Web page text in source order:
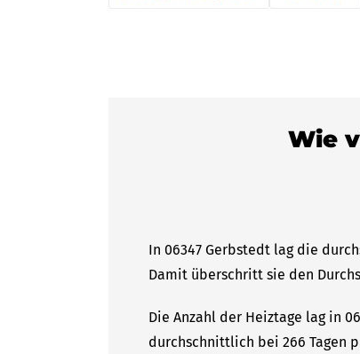
Wie
In 06347 Gerbstedt lag die
Damit überschritt sie den
Die Anzahl der Heiztage lag in
durchschnittlich bei 266 Tagen